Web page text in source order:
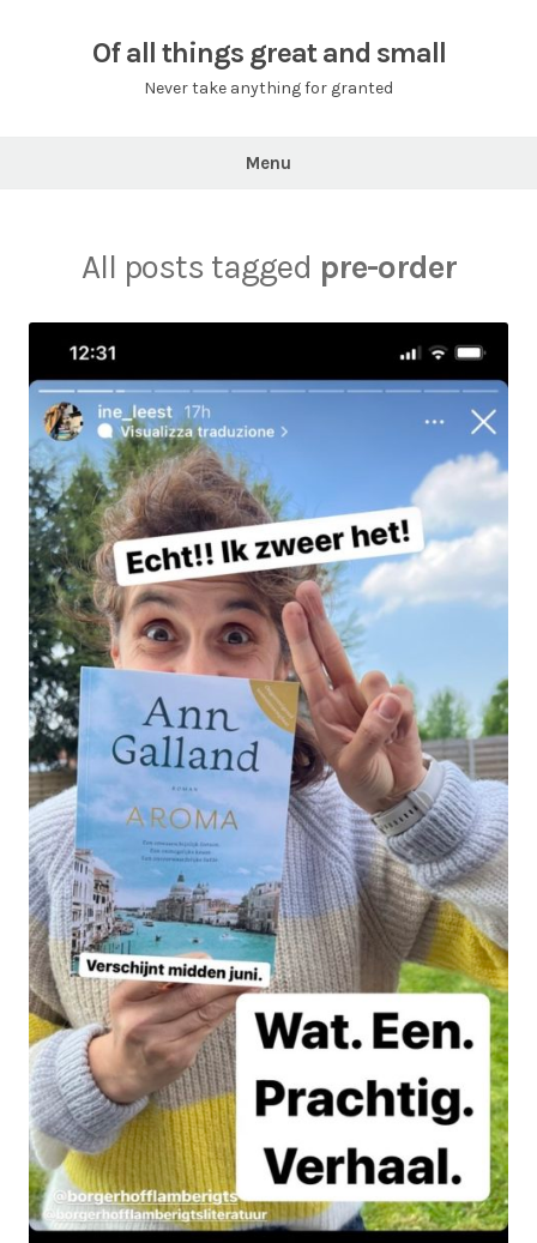
Of all things great and small
Never take anything for granted
Menu
All posts tagged pre-order